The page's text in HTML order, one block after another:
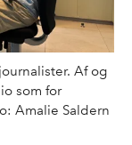
Af og
som for
Amalie Saldern